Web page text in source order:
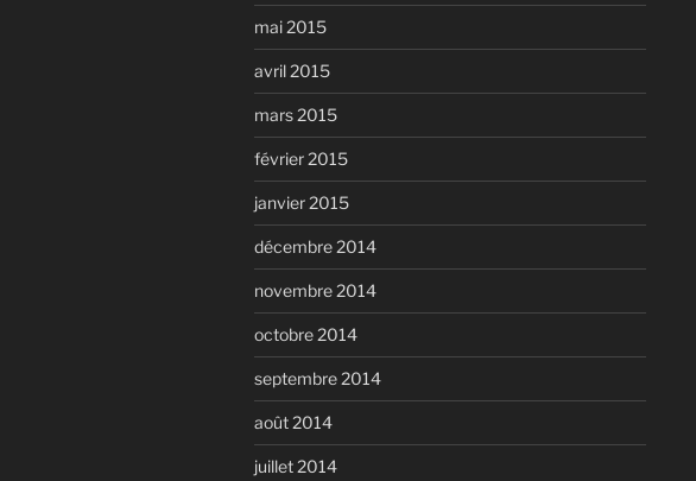
mai 2015
avril 2015
mars 2015
février 2015
janvier 2015
décembre 2014
novembre 2014
octobre 2014
septembre 2014
août 2014
juillet 2014